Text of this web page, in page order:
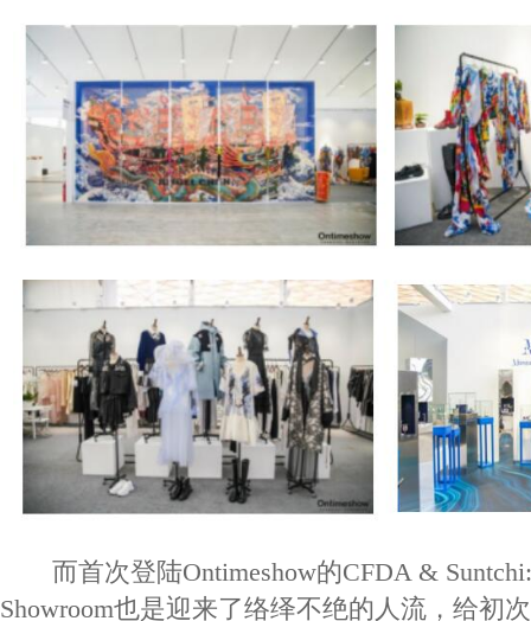
而首次登陆Ontimeshow的CFDA & Suntchi:
Showroom也是迎来了络绎不绝的人流，给初